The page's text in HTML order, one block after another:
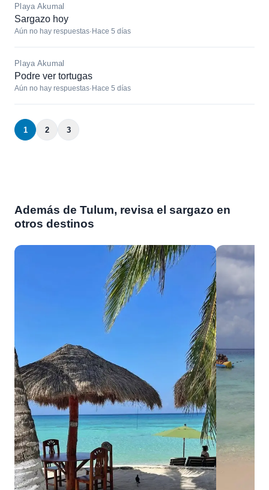
Playa Akumal
Sargazo hoy
Aún no hay respuestas· Hace 5 días
Playa Akumal
Podre ver tortugas
Aún no hay respuestas· Hace 5 días
1 2 3
Además de Tulum, revisa el sargazo en
otros destinos